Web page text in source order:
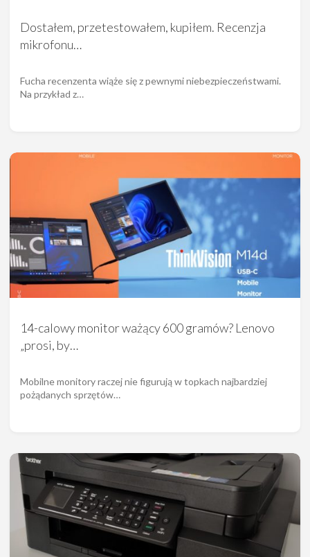
Dostałem, przetestowałem, kupiłem. Recenzja
mikrofonu…
Fucha recenzenta wiąże się z pewnymi niebezpieczeństwami.
Na przykład z…
14-calowy monitor ważący 600 gramów? Lenovo
„prosi, by…
Mobilne monitory raczej nie figurują w topkach najbardziej
pożądanych sprzętów…